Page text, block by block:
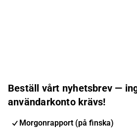
Beställ vårt nyhetsbrev —
användarkonto krävs!
Morgonrapport (på finska)